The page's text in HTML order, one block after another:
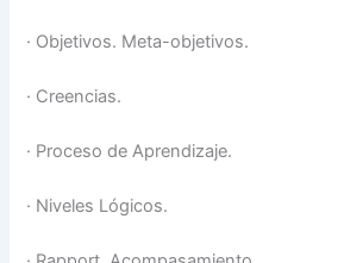
· Objetivos. Meta-objetivos.
· Creencias.
· Proceso de Aprendizaje.
· Niveles Lógicos.